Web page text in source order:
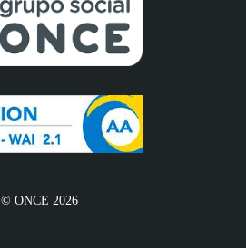
© ONCE 2026